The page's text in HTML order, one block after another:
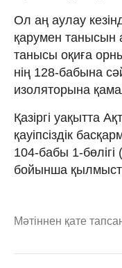
Ол аң аулау
қарумен танысын
танысы оқиға
нің 128-бабына
изоляторына
Қазіргі уақытта
қауіпсіздік
104-бабы 1-
бойынша
Мәтіннен қате